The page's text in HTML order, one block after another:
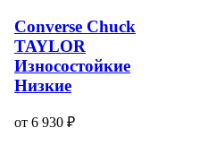
Converse Chuck
TAYLOR
Износостойкие
Низкие
от 6 930 ₽